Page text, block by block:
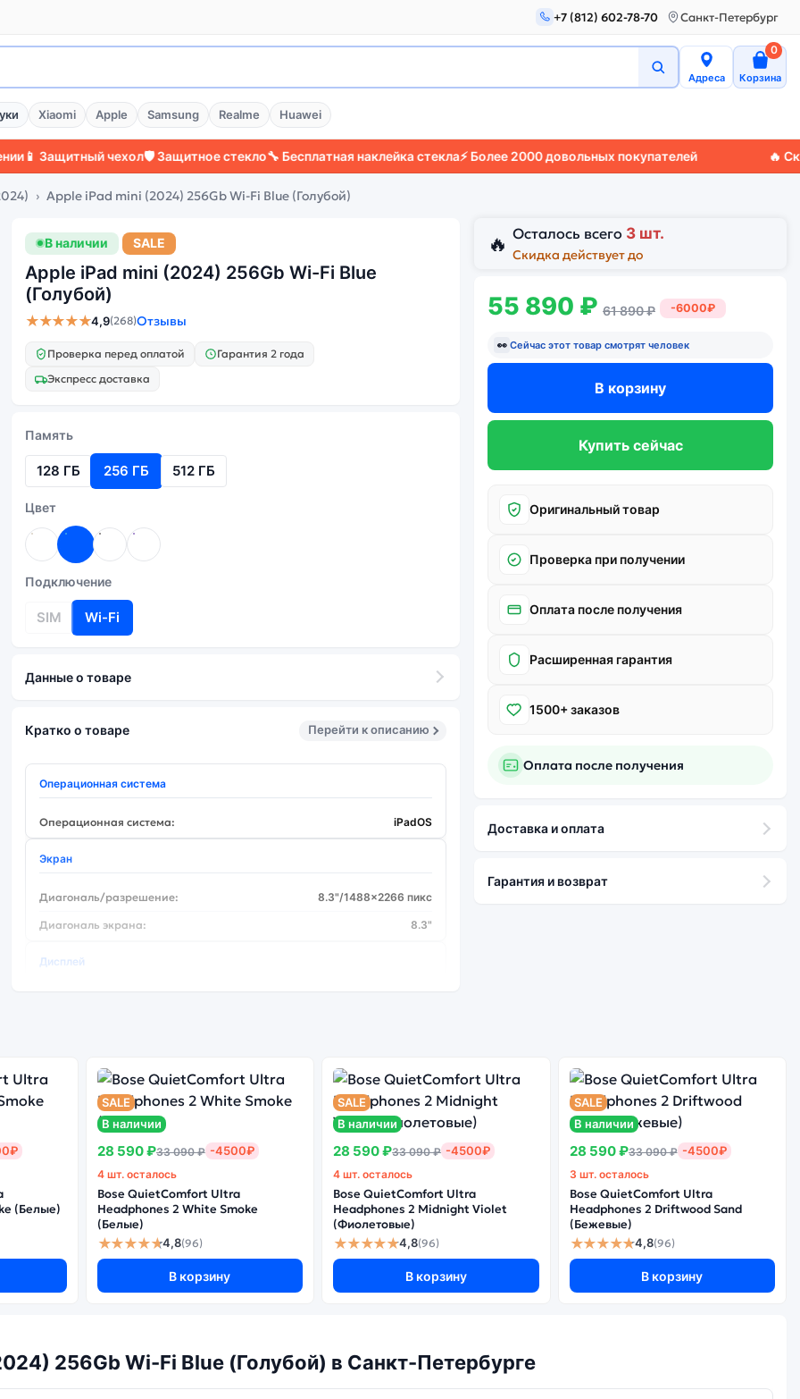
+7 (812) 602-78-70 Санкт-Петербург
Адреса Корзина
0
Xiaomi Apple Samsung Realme Huawei
чехол🛡️ Защитное стекло🔧 Бесплатная наклейка стекла⚡ Более 2000 довольных покупателей 🔥 Скидки до
Apple iPad mini (2024) 256Gb Wi-Fi Blue (Голубой)
В наличии SALE
Apple iPad mini (2024) 256Gb Wi-Fi Blue
(Голубой)
★★★★★4,9(268)Отзывы
Проверка перед оплатой
Гарантия 2 года
Экспресс доставка
Память
128 ГБ 256 ГБ 512 ГБ
Цвет
Подключение
SIM Wi-Fi
Данные о товаре
Кратко о товаре Перейти к описанию
Операционная система
Операционная система: iPadOS
Экран
Диагональ/разрешение: 8.3"/1488x2266 пикс
Диагональ экрана: 8.3"
Дисплей
Модель процессора: A17 Pro
🔥 Осталось всего 3 шт.
Скидка действует до
55 890 ₽ 61 890 ₽ -6000₽
👀 Сейчас этот товар смотрят человек
В корзину
Купить сейчас
Оригинальный товар
Проверка при получении
Оплата после получения
Расширенная гарантия
1500+ заказов
Оплата после получения
Доставка и оплата
Гарантия и возврат
(Белые)
SALE
В наличии
28 590 ₽33 090 ₽ -4500₽
4 шт. осталось
Bose QuietComfort Ultra
Headphones 2 White Smoke
(Белые)
★★★★★4,8(96)
В корзину
SALE
В наличии
28 590 ₽33 090 ₽ -4500₽
4 шт. осталось
Bose QuietComfort Ultra
Headphones 2 Midnight Violet
(Фиолетовые)
★★★★★4,8(96)
В корзину
SALE
В наличии
28 590 ₽33 090 ₽ -4500₽
3 шт. осталось
Bose QuietComfort Ultra
Headphones 2 Driftwood Sand
(Бежевые)
★★★★★4,8(96)
В корзину
256Gb Wi-Fi Blue (Голубой) в Санкт-Петербурге